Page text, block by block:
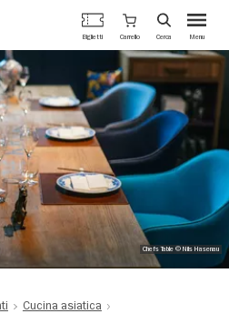
Menu
Biglietti Carrello Cerca
Chefs Table © Nils Hasenau
Cucina asiatica